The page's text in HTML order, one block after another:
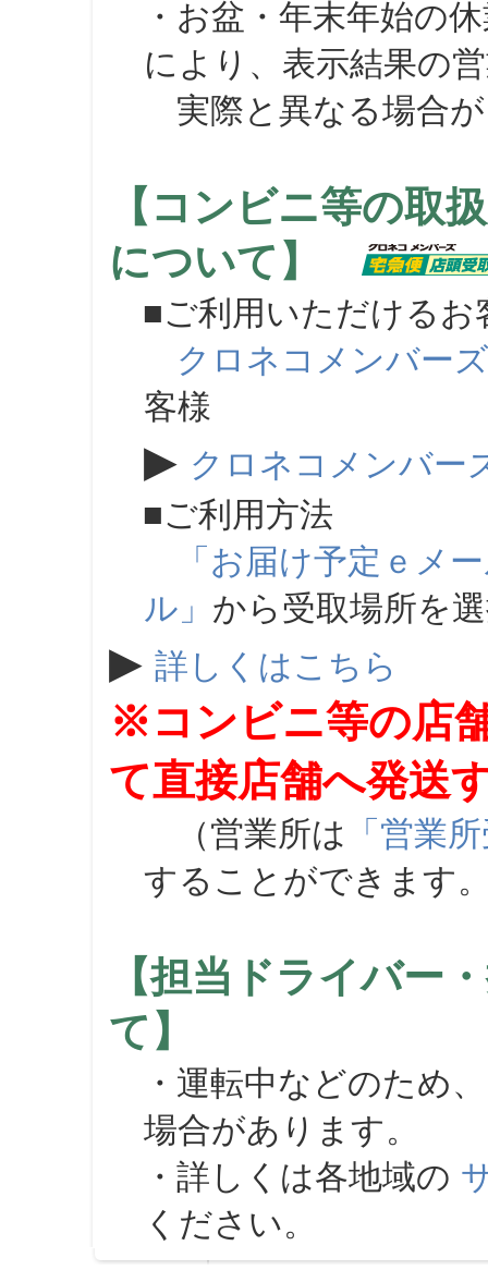
・お盆・年末年始の
により、表示結果の
実際と異なる場合が
【コンビニ等の取
について】
■ご利用いただけるお
クロネコメンバーズ
客様
▶ クロネコメンバー
■ご利用方法
「お届け予定ｅメ
ル」 から受取場所を
▶ 詳しくはこちら
※コンビニ等の店
て直接店舗へ発送
（営業所は 「営業
することができます
【担当ドライバー
て】
・運転中などのため
場合があります。
・詳しくは各地域の
ください。